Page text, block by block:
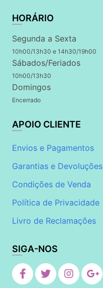
HORÁRIO
Segunda a Sexta
10h00/13h30 e 14h30/19h00
Sábados/Feriados
10h00/13h30
Domingos
Encerrado
APOIO CLIENTE
Envios e Pagamentos
Garantias e Devoluções
Condições de Venda
Política de Privacidade
Livro de Reclamações
SIGA-NOS